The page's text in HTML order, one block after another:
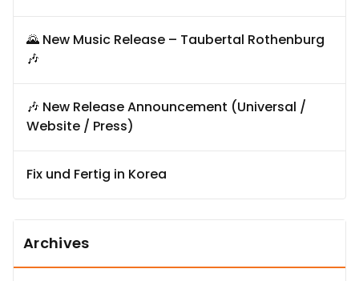
🌄 New Music Release – Taubertal Rothenburg
🎶
🎶 New Release Announcement (Universal /
Website / Press)
Fix und Fertig in Korea
Archives